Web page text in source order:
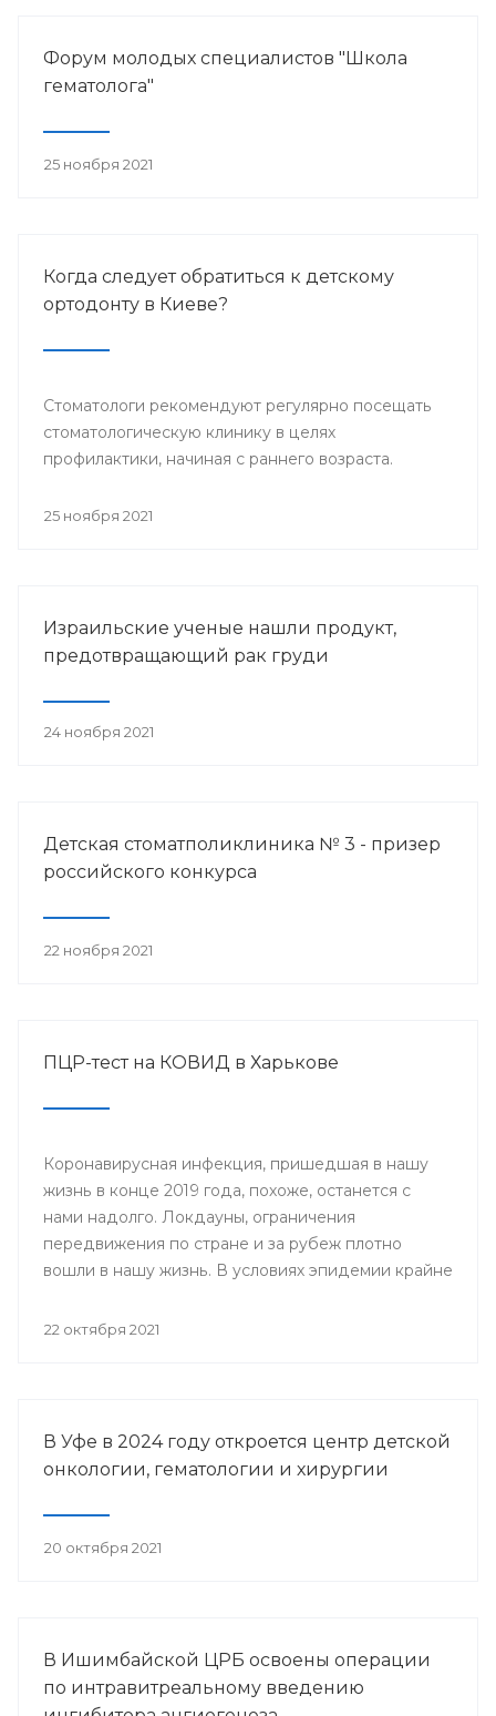
Форум молодых специалистов "Школа
гематолога"
25 ноября 2021
Когда следует обратиться к детскому
ортодонту в Киеве?
Стоматологи рекомендуют регулярно посещать
стоматологическую клинику в целях
профилактики, начиная с раннего возраста.
25 ноября 2021
Израильские ученые нашли продукт,
предотвращающий рак груди
24 ноября 2021
Детская стоматполиклиника № 3 - призер
российского конкурса
22 ноября 2021
ПЦР-тест на КОВИД в Харькове
Коронавирусная инфекция, пришедшая в нашу
жизнь в конце 2019 года, похоже, останется с
нами надолго. Локдауны, ограничения
передвижения по стране и за рубеж плотно
вошли в нашу жизнь. В условиях эпидемии крайне
коронавирусной инфекцией, ведь даже при
22 октября 2021
В Уфе в 2024 году откроется центр детской
онкологии, гематологии и хирургии
20 октября 2021
В Ишимбайской ЦРБ освоены операции
по интравитреальному введению